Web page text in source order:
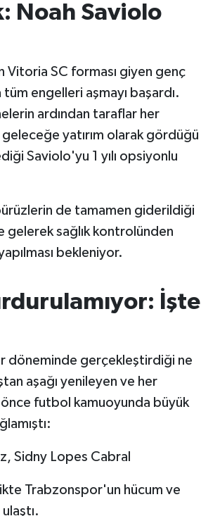
Noah Saviolo
Vitoria SC forması giyen genç
engelleri aşmayı başardı.
ardından taraflar her
yatırım olarak gördüğü
Saviolo'yu 1 yılı opsiyonlu
de tamamen giderildiği
gelerek sağlık kontrolünden
bekleniyor.
İşte
döneminde gerçekleştirdiği ne
aşağı yenileyen ve her
futbol kamuoyunda büyük
Sidny Lopes Cabral
Trabzonspor'un hücum ve